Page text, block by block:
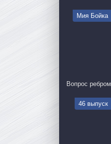
Мия Бойка
Вопрос ребром
46 выпуск